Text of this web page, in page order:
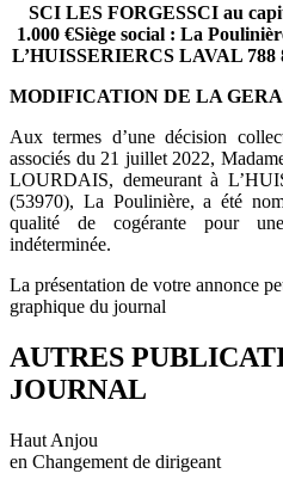
SCI LES FORGESSCI au
1.000 €Siège social : La
L’HUISSERIERCS LAVAL 788
MODIFICATION DE LA
Aux termes d’une décision
associés du 21 juillet 2022,
LOURDAIS, demeurant à
(53970), La Poulinière, a été
qualité de cogérante pour
indéterminée.
La présentation de votre annonce
graphique du journal
AUTRES
JOURNAL
Haut Anjou
en Changement de dirigeant